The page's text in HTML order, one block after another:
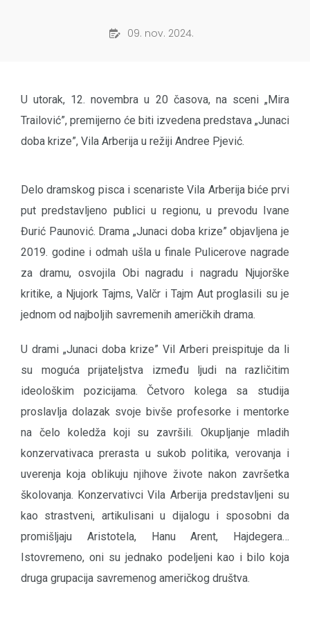
09. nov. 2024.
U utorak, 12. novembra u 20 časova, na sceni „Mira
Trailović”, premijerno će biti izvedena predstava „Junaci
doba krize”, Vila Arberija u režiji Andree Pjević.
Delo dramskog pisca i scenariste Vila Arberija biće prvi
put predstavljeno publici u regionu, u prevodu Ivane
Đurić Paunović. Drama „Junaci doba krize” objavljena je
2019. godine i odmah ušla u finale Pulicerove nagrade
za dramu, osvojila Obi nagradu i nagradu Njujorške
kritike, a Njujork Tajms, Valčr i Tajm Aut proglasili su je
jednom od najboljih savremenih američkih drama.
U drami „Junaci doba krize” Vil Arberi preispituje da li
su moguća prijateljstva između ljudi na različitim
ideološkim pozicijama. Četvoro kolega sa studija
proslavlja dolazak svoje bivše profesorke i mentorke
na čelo koledža koji su završili. Okupljanje mladih
konzervativaca prerasta u sukob politika, verovanja i
uverenja koja oblikuju njihove živote nakon završetka
školovanja. Konzervativci Vila Arberija predstavljeni su
kao strastveni, artikulisani u dijalogu i sposobni da
promišljaju Aristotela, Hanu Arent, Hajdegera…
Istovremeno, oni su jednako podeljeni kao i bilo koja
druga grupacija savremenog američkog društva.